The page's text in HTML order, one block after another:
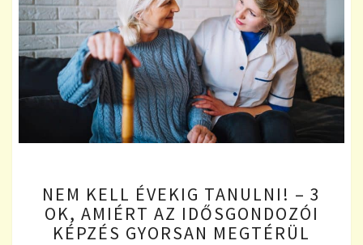
KELL
ÉVEKIG
TANULNI!
NEM KELL ÉVEKIG TANULNI! – 3
OK, AMIÉRT AZ IDŐSGONDOZÓI
KÉPZÉS GYORSAN MEGTÉRÜL